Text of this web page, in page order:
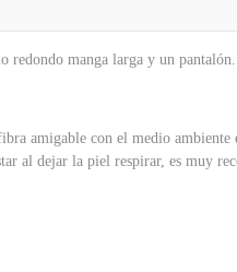
redondo manga larga y un pantalón.
amigable con el medio ambiente
al dejar la piel respirar, es muy